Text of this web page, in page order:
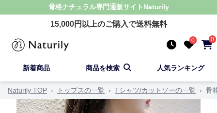
骨格ナチュラル専門通販サイト Naturily
15,000円以上のご購入で送料無料
0 0
新着商品 商品を検索 人気ランキング
Naturily TOP › トップスの一覧 › Tシャツ/カットソーの一覧 › 骨